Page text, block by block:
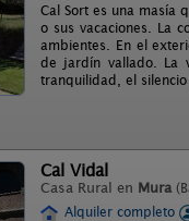
Cal Sort es una masía
o sus vacaciones. La
ambientes. En el
de jardín vallado. La
tranquilidad, el
Cal Vidal
Casa Rural en Mura
Alquiler completo